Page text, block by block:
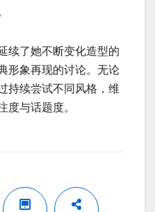
续了她不断变化造型的
形象再现的讨论。无论
持续尝试不同风格，维
度与话题度。